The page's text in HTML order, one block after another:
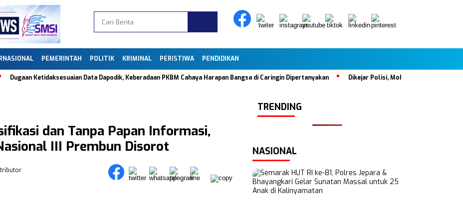
PEMERINTAH POLITIK KRIMINAL PERISTIWA PENDIDIKAN
Ketidaksesuaian Data Dapodik, Keberadaan PKBM Cahaya Harapan Bangsa di Caringin Dipertanyakan Dikejar Polisi, Mobil Tabrak Satu
dan Tanpa Papan Informasi,
III Prembun Disorot
TRENDING
NASIONAL